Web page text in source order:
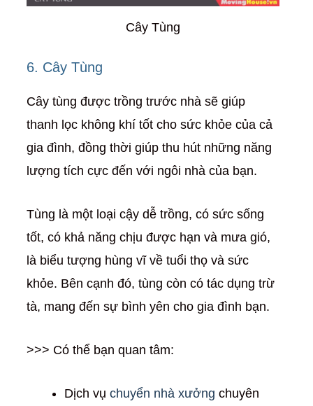
Cây Tùng
6. Cây Tùng
Cây tùng được trồng trước nhà sẽ giúp
thanh lọc không khí tốt cho sức khỏe của cả
gia đình, đồng thời giúp thu hút những năng
lượng tích cực đến với ngôi nhà của bạn.
Tùng là một loại cậy dễ trồng, có sức sống
tốt, có khả năng chịu được hạn và mưa gió,
là biểu tượng hùng vĩ về tuổi thọ và sức
khỏe. Bên cạnh đó, tùng còn có tác dụng trừ
tà, mang đến sự bình yên cho gia đình bạn.
>>> Có thể bạn quan tâm:
Dịch vụ chuyển nhà xưởng chuyên